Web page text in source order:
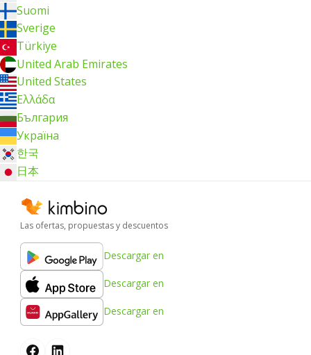
Suomi
Sverige
Türkiye
United Arab Emirates
United States
Ελλάδα
България
Україна
한국
日本
Las ofertas, propuestas y descuentos
Descargar en
Descargar en
Descargar en